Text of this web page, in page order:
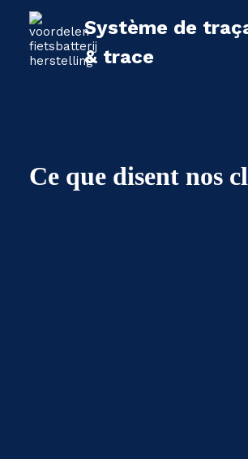
Système de
& trace
Ce que disent nos